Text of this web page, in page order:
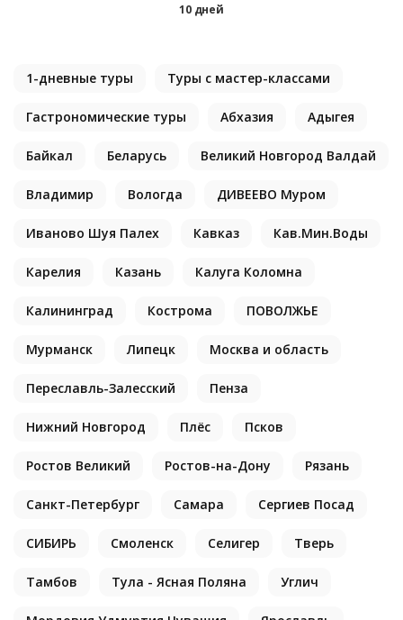
10 дней
1-дневные туры Туры с мастер-классами
Гастрономические туры Абхазия Адыгея
Байкал Беларусь Великий Новгород Валдай
Владимир Вологда ДИВЕЕВО Муром
Иваново Шуя Палех Кавказ Кав.Мин.Воды
Карелия Казань Калуга Коломна
Калининград Кострома ПОВОЛЖЬЕ
Мурманск Липецк Москва и область
Переславль-Залесский Пенза
Нижний Новгород Плёс Псков
Ростов Великий Ростов-на-Дону Рязань
Санкт-Петербург Самара Сергиев Посад
СИБИРЬ Смоленск Селигер Тверь
Тамбов Тула - Ясная Поляна Углич